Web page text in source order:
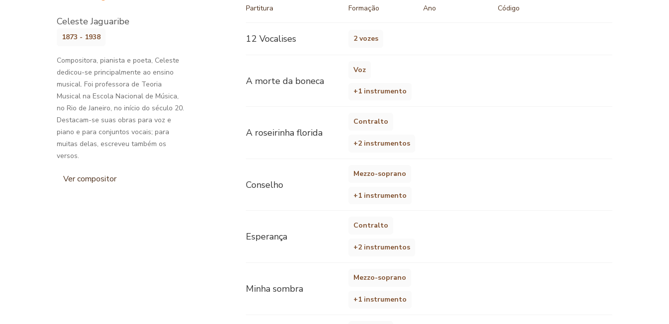
Celeste Jaguaribe
1873 - 1938
Compositora, pianista e poeta, Celeste
dedicou-se principalmente ao ensino
musical. Foi professora de Teoria
Musical na Escola Nacional de Música,
no Rio de Janeiro, no início do século 20.
Destacam-se suas obras para voz e
piano e para conjuntos vocais; para
muitas delas, escreveu também os
versos.
Ver compositor
Partitura Formação Ano Código
12 Vocalises 2 vozes
A morte da boneca
Voz
+1 instrumento
A roseirinha florida
Contralto
+2 instrumentos
Conselho
Mezzo-soprano
+1 instrumento
Esperança
Contralto
+2 instrumentos
Minha sombra
Mezzo-soprano
+1 instrumento